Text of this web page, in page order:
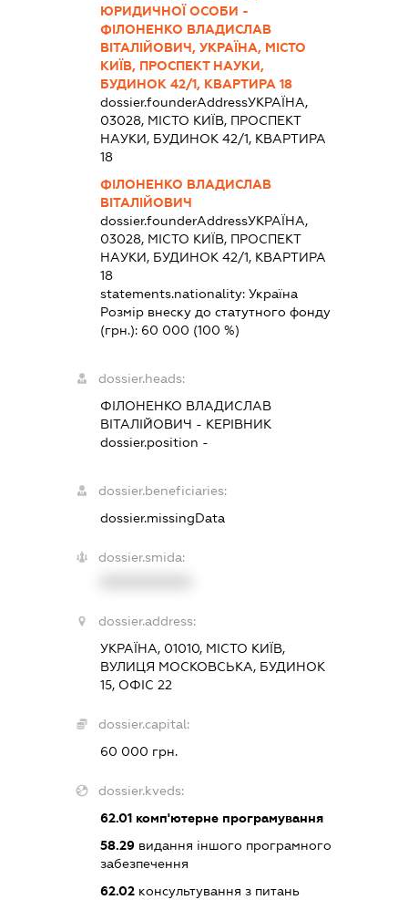
ЮРИДИЧНОЇ ОСОБИ -
ФІЛОНЕНКО ВЛАДИСЛАВ
ВІТАЛІЙОВИЧ, УКРАЇНА, МІСТО
КИЇВ, ПРОСПЕКТ НАУКИ,
БУДИНОК 42/1, КВАРТИРА 18
dossier.founderAddressУКРАЇНА,
03028, МІСТО КИЇВ, ПРОСПЕКТ
НАУКИ, БУДИНОК 42/1, КВАРТИРА
18
ФІЛОНЕНКО ВЛАДИСЛАВ
ВІТАЛІЙОВИЧ
dossier.founderAddressУКРАЇНА,
03028, МІСТО КИЇВ, ПРОСПЕКТ
НАУКИ, БУДИНОК 42/1, КВАРТИРА
18
statements.nationality: Україна
Розмір внеску до статутного фонду
(грн.): 60 000 (100 %)
dossier.heads:
ФІЛОНЕНКО ВЛАДИСЛАВ
ВІТАЛІЙОВИЧ - КЕРІВНИК
dossier.position -
dossier.beneficiaries:
dossier.missingData
dossier.smida:
dossier.address:
УКРАЇНА, 01010, МІСТО КИЇВ,
ВУЛИЦЯ МОСКОВСЬКА, БУДИНОК
15, ОФІС 22
dossier.capital:
60 000 грн.
dossier.kveds:
62.01комп'ютерне програмування
58.29видання іншого програмного
забезпечення
62.02консультування з питань